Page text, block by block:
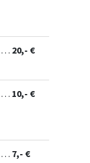
… 20,- €
… 10,- €
… 7,- €